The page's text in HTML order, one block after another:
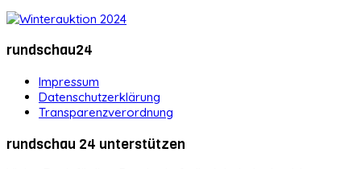
rundschau24
Impressum
Datenschutzerklärung
Transparenzverordnung
rundschau 24 unterstützen